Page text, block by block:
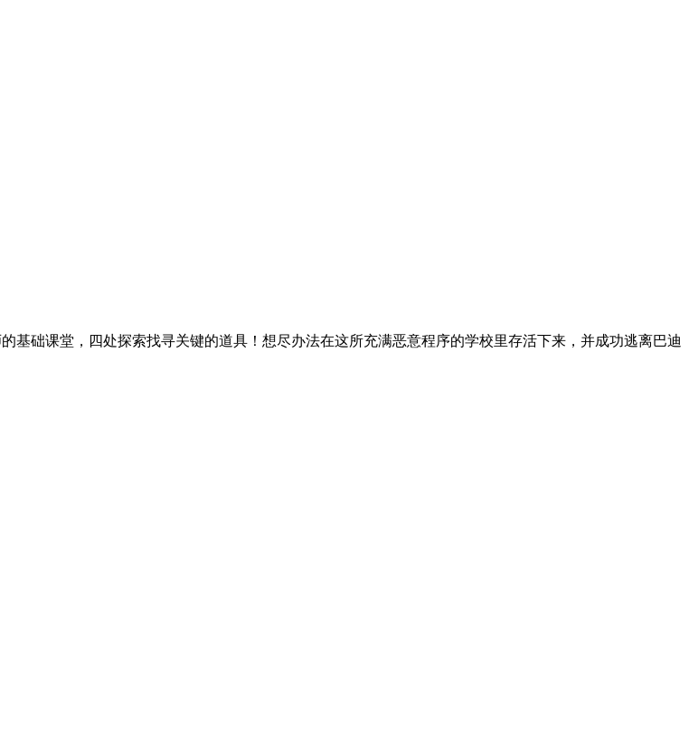
基础课堂，四处探索找寻关键的道具！想尽办法在这所充满恶意程序的学校里存活下来，并成功逃离巴迪